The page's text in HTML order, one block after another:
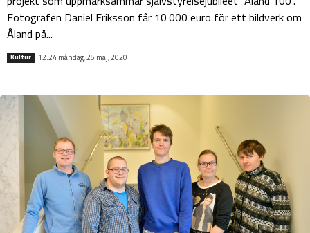
Fotografen Daniel Eriksson får 10 000 euro för ett bildverk om
Åland på...
Kultur 12:24 måndag, 25 maj, 2020